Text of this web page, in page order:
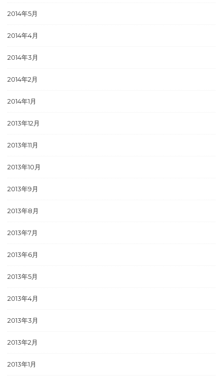
2014年5月
2014年4月
2014年3月
2014年2月
2014年1月
2013年12月
2013年11月
2013年10月
2013年9月
2013年8月
2013年7月
2013年6月
2013年5月
2013年4月
2013年3月
2013年2月
2013年1月